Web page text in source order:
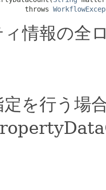
throws
情報の全
を行う場